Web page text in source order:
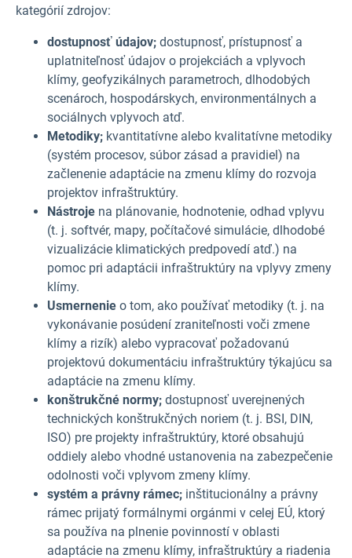
kategórií zdrojov:
dostupnosť údajov; dostupnosť, prístupnosť a
uplatniteľnosť údajov o projekciách a vplyvoch
klímy, geofyzikálnych parametroch, dlhodobých
scenároch, hospodárskych, environmentálnych a
sociálnych vplyvoch atď.
Metodiky; kvantitatívne alebo kvalitatívne metodiky
(systém procesov, súbor zásad a pravidiel) na
začlenenie adaptácie na zmenu klímy do rozvoja
projektov infraštruktúry.
Nástroje na plánovanie, hodnotenie, odhad vplyvu
(t. j. softvér, mapy, počítačové simulácie, dlhodobé
vizualizácie klimatických predpovedí atď.) na
pomoc pri adaptácii infraštruktúry na vplyvy zmeny
klímy.
Usmernenie o tom, ako používať metodiky (t. j. na
vykonávanie posúdení zraniteľnosti voči zmene
klímy a rizík) alebo vypracovať požadovanú
projektovú dokumentáciu infraštruktúry týkajúcu sa
adaptácie na zmenu klímy.
konštrukčné normy; dostupnosť uverejnených
technických konštrukčných noriem (t. j. BSI, DIN,
ISO) pre projekty infraštruktúry, ktoré obsahujú
oddiely alebo vhodné ustanovenia na zabezpečenie
odolnosti voči vplyvom zmeny klímy.
systém a právny rámec; inštitucionálny a právny
rámec prijatý formálnymi orgánmi v celej EÚ, ktorý
sa používa na plnenie povinností v oblasti
adaptácie na zmenu klímy, infraštruktúry a riadenia